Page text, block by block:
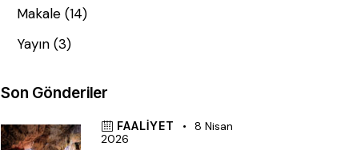
Makale (14)
Yayın (3)
Son Gönderiler
FAALIYET
8 Nisan
2026